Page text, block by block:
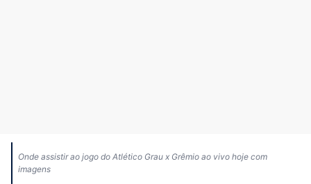
Onde assistir ao jogo do Atlético Grau x Grêmio ao vivo hoje com
imagens